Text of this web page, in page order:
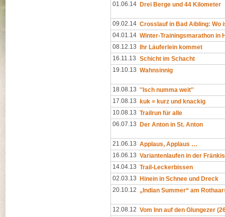
01.06.14 Drei Berge und 44 Kilometer
09.02.14 Crosslauf in Bad Aibling: Wo
04.01.14 Winter-Trainingsmarathon in
08.12.13
Ihr Läuferlein kommet
16.11.13 Schicht im Schacht
19.10.13 Wahnsinnig
18.08.13 ''Isch numma weit''
17.08.13
kuk = kurz und knackig
10.08.13 Trailrun für alle
06.07.13
Der Anton in St. Anton
21.06.13 Applaus, Applaus …
16.06.13 Variantenlaufen in der
14.04.13 Trail-Leckerbissen
02.03.13
Hinein in Schnee und Dreck
20.10.12 „Indian Summer“ am
12.08.12 Vom Inn auf den Glungezer